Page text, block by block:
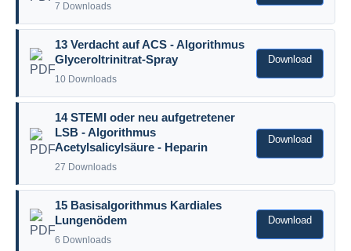
7 Downloads
13 Verdacht auf ACS - Algorithmus
Glyceroltrinitrat-Spray
10 Downloads
Download
14 STEMI oder neu aufgetretener
LSB - Algorithmus
Acetylsalicylsäure - Heparin
27 Downloads
Download
15 Basisalgorithmus Kardiales
Lungenödem
6 Downloads
Download